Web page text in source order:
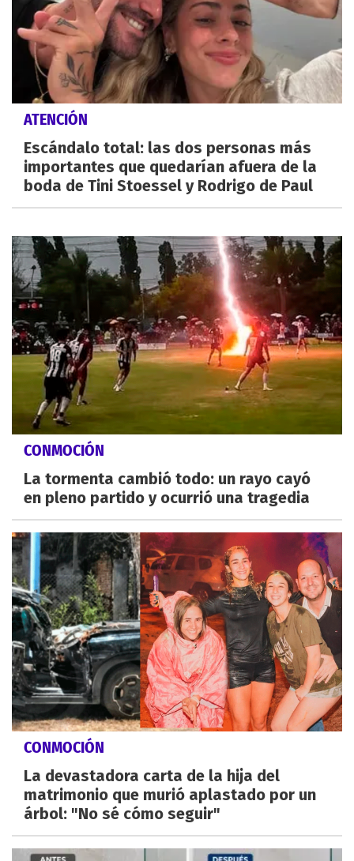
ATENCIÓN
Escándalo total: las dos personas más
importantes que quedarían afuera de la
boda de Tini Stoessel y Rodrigo de Paul
CONMOCIÓN
La tormenta cambió todo: un rayo cayó
en pleno partido y ocurrió una tragedia
CONMOCIÓN
La devastadora carta de la hija del
matrimonio que murió aplastado por un
árbol: "No sé cómo seguir"